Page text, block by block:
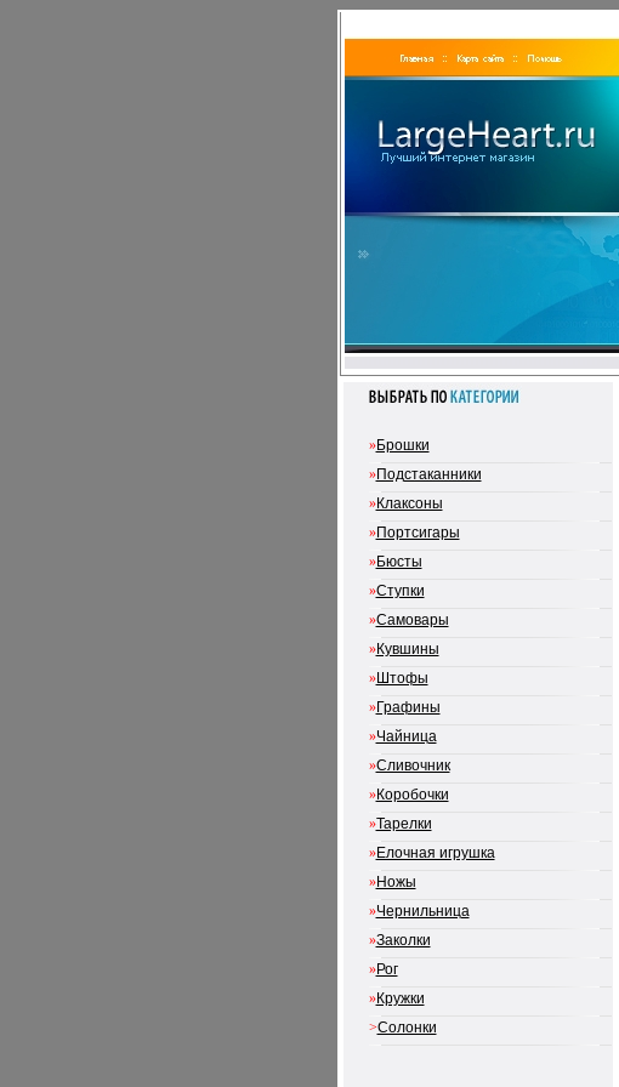
»Брошки
»Подстаканники
»Клаксоны
»Портсигары
»Бюсты
»Ступки
»Самовары
»Кувшины
»Штофы
»Графины
»Чайница
»Сливочник
»Коробочки
»Тарелки
»Елочная игрушка
»Ножы
»Чернильница
»Заколки
»Рог
»Кружки
>Солонки